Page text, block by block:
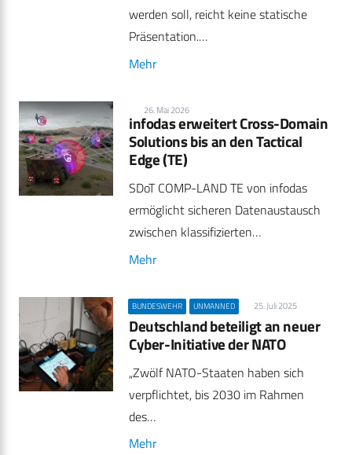
werden soll, reicht keine statische
Präsentation.…
Mehr
26. Mai 2026
infodas erweitert Cross-Domain
Solutions bis an den Tactical
Edge (TE)
SDoT COMP-LAND TE von infodas
ermöglicht sicheren Datenaustausch
zwischen klassifizierten…
Mehr
BUNDESWEHR UNMANNED 25. Juli 2025
Deutschland beteiligt an neuer
Cyber-Initiative der NATO
„Zwölf NATO-Staaten haben sich
verpflichtet, bis 2030 im Rahmen
des…
Mehr